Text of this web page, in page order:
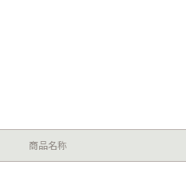
商品名称